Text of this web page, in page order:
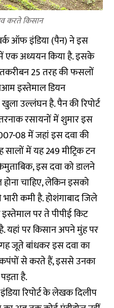
करते किसान
ऑफ इंडिया (पैन) ने इस
एक अध्ययन किया है. इसके
25 तरह की फसलों
इस्तेमाल डियन
उल्लंघन है. पैन की रिपोर्ट
रसायनों में शुमार इस
08 में जहां इस दवा की
सालों में यह 249 मीट्रिक टन
इस दवा को डालने
चाहिए, लेकिन इसको
कमी है. होशंगाबाद जिले
पर ते पीपीई किट
यहां पर किसान अपने मुंह पर
जूते बांधकर इस दवा का
से करते हैं, इससे उनका
है.
रिपोर्ट के लेखक दिलीप